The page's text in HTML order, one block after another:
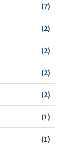
(7)
(2)
(2)
(2)
(2)
(1)
(1)